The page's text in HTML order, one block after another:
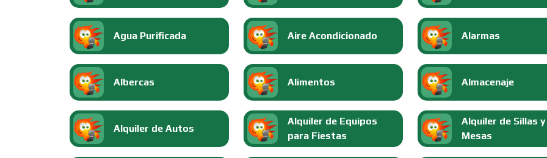
Agua Purificada Aire Acondicionado Alarmas
Albercas Alimentos Almacenaje
Alquiler de Autos
Alquiler de Equipos
para Fiestas
Alquiler de Sillas y
Mesas